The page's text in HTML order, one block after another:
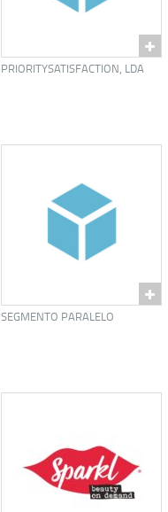
PRIORITYSATISFACTION, LDA
SEGMENTO PARALELO